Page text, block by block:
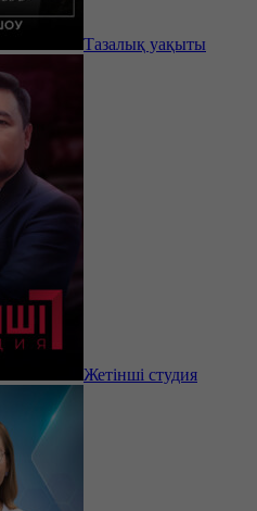
Тазалық уақыты
Жетінші студия